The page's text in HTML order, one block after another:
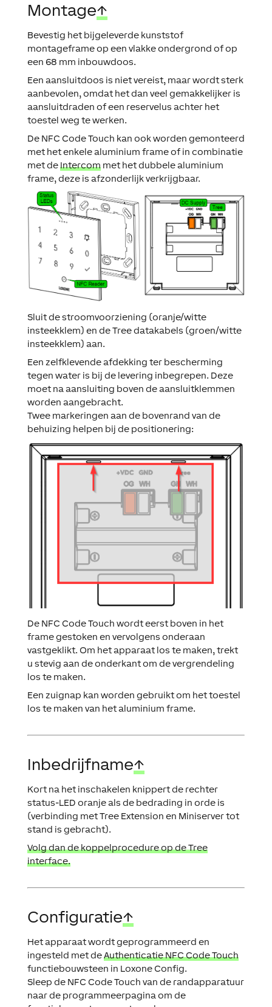
Montage↑
Bevestig het bijgeleverde kunststof
montageframe op een vlakke ondergrond of op
een 68 mm inbouwdoos.
Een aansluitdoos is niet vereist, maar wordt sterk
aanbevolen, omdat het dan veel gemakkelijker is
aansluitdraden of een reservelus achter het
toestel weg te werken.
De NFC Code Touch kan ook worden gemonteerd
met het enkele aluminium frame of in combinatie
met deIntercommet het dubbele aluminium
frame, deze is afzonderlijk verkrijgbaar.
Sluit de stroomvoorziening (oranje/witte
insteekklem) en de Tree datakabels (groen/witte
insteekklem) aan.
Een zelfklevende afdekking ter bescherming
tegen water is bij de levering inbegrepen. Deze
moet na aansluiting boven de aansluitklemmen
worden aangebracht.
Twee markeringen aan de bovenrand van de
behuizing helpen bij de positionering:
De NFC Code Touch wordt eerst boven in het
frame gestoken en vervolgens onderaan
vastgeklikt. Om het apparaat los te maken, trekt
u stevig aan de onderkant om de vergrendeling
los te maken.
Een zuignap kan worden gebruikt om het toestel
los te maken van het aluminium frame.
Inbedrijfname↑
Kort na het inschakelen knippert de rechter
status-LED oranje als de bedrading in orde is
(verbinding met Tree Extension en Miniserver tot
stand is gebracht).
Volg dan de koppelprocedure op de Tree
interface.
Configuratie↑
Het apparaat wordt geprogrammeerd en
ingesteld met deAuthenticatie NFC Code Touch
functiebouwsteen in Loxone Config.
Sleep de NFC Code Touch van de randapparatuur
naar de programmeerpagina om de